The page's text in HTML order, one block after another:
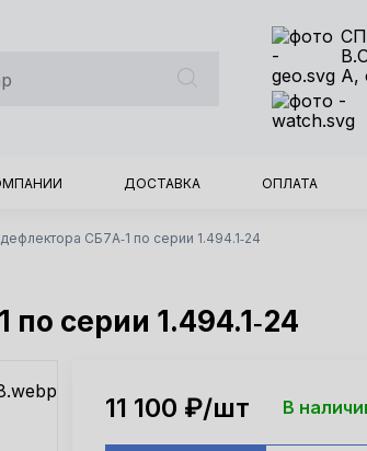
А,
ДОСТАВКА ОПЛАТА
СБ7А‑1 по серии 1.494.1‑24
серии 1.494.1‑24
11 100 ₽/шт В